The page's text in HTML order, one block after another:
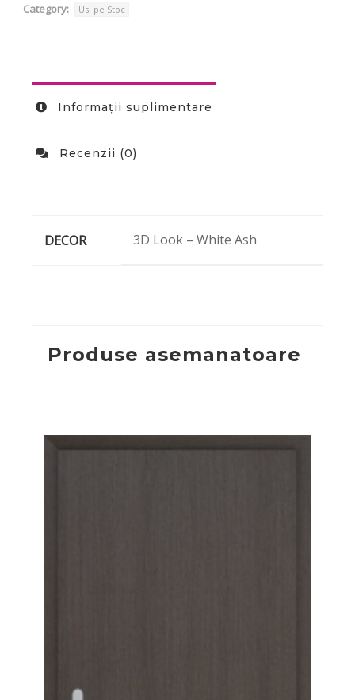
Category: Usi pe Stoc
Informații suplimentare
Recenzii (0)
DECOR 3D Look – White Ash
Produse asemanatoare